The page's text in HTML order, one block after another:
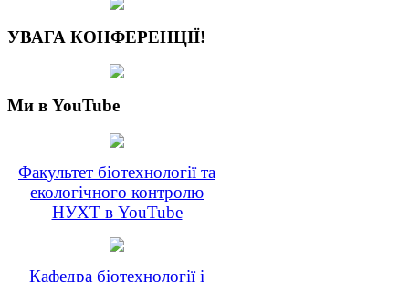
УВАГА КОНФЕРЕНЦІЇ!
Ми в YouTube
Факультет біотехнології та
екологічного контролю
НУХТ в YouTube
Кафедра біотехнології і